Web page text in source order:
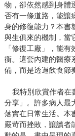
物，卻依然感到身體
否有一條道路，能讓
身的修復能力？本書
與生俱來的機制，當
「修復工廠」，能
衡。這套內建的醫療
備，而是透過飲食節
我特別欣賞作者在
分享」。許多病人最
落實在日常生活。本
嚴苛而挫敗，讓讀者